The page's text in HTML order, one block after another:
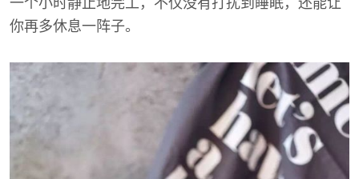
一个小时静止地完工，不仅没有打扰到睡眠，还能让
你再多休息一阵子。